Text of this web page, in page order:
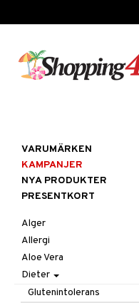
VARUMÄRKEN
KAMPANJER
NYA PRODUKTER
PRESENTKORT
Alger
Allergi
Aloe Vera
Dieter
Glutenintolerans